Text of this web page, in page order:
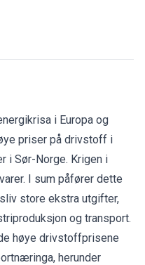
i Europa og
priser på drivstoff i
i Sør-Norge. Krigen i
I sum påfører dette
store ekstra utgifter,
og transport.
høye drivstoffprisene
herunder